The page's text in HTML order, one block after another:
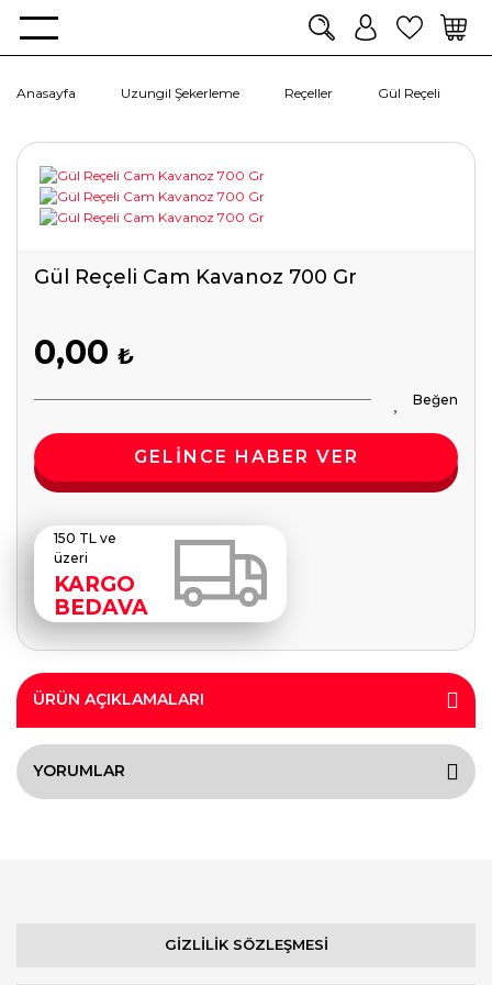
Anasayfa Uzungil Şekerleme Reçeller Gül Reçeli
Gül Reçeli Cam Kavanoz 700 Gr
0,00 ₺
GELİNCE HABER VER
150 TL ve
üzeri
KARGO
BEDAVA
ÜRÜN AÇIKLAMALARI
YORUMLAR
GİZLİLİK SÖZLEŞMESİ